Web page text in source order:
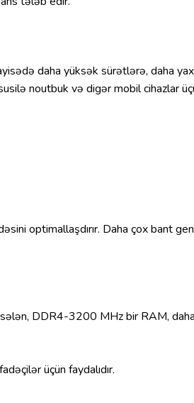
daha yüksək sürətlərə, daha
noutbuk və digər mobil cihazlar
optimallaşdırır. Daha çox bant
DDR4-3200 MHz bir RAM,
üçün faydalıdır.